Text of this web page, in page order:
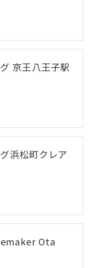
京王八王子駅
浜松町クレア
Ota